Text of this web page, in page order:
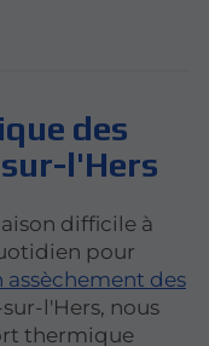
des
l'Hers
difficile à
pour
assèchement des
l'Hers, nous
thermique